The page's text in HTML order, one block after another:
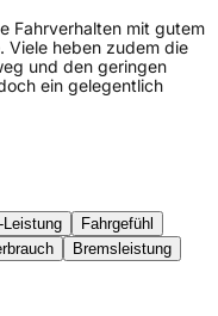
Fahrverhalten mit gutem
Viele heben zudem die
und den geringen
ein gelegentlich
Leistung
Fahrgefühl
Bremsleistung